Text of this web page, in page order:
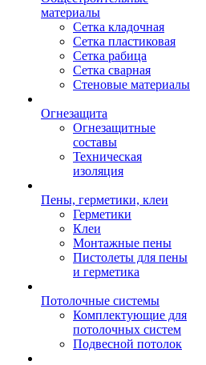
материалы
Сетка кладочная
Сетка пластиковая
Сетка рабица
Сетка сварная
Стеновые материалы
Огнезащита
Огнезащитные
составы
Техническая
изоляция
Пены, герметики, клеи
Герметики
Клеи
Монтажные пены
Пистолеты для пены
и герметика
Потолочные системы
Комплектующие для
потолочных систем
Подвесной потолок